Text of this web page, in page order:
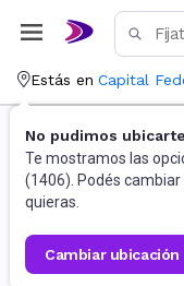
Estás en Capital
No pudimos ubicarte
Te mostramos las
(1406). Podés
quieras.
cambiar ubicación
La